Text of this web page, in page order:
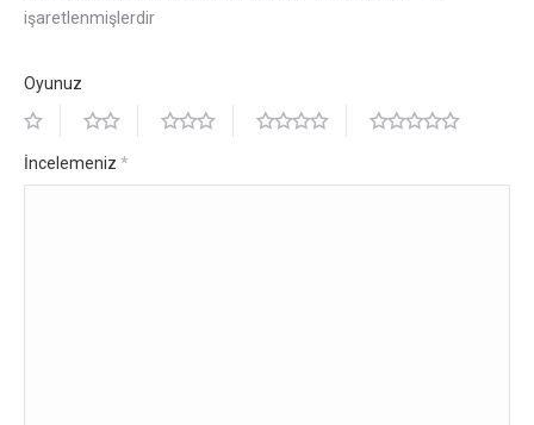
işaretlenmişlerdir
Oyunuz
İncelemeniz *